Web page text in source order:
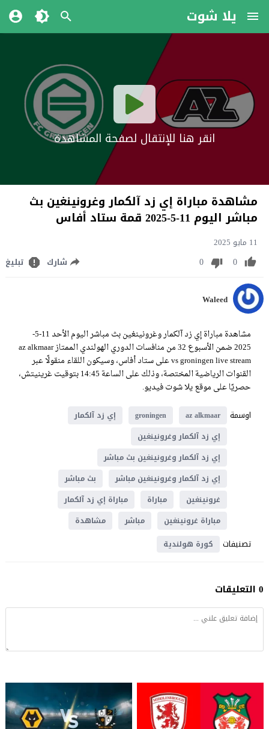
يلا شوت
انقر هنا للإنتقال لصفحة المشاهدة
مشاهدة مباراة إي زد آلكمار وغرونينغين بث
مباشر اليوم 11-5-2025 قمة ستاد أفاس
11 مايو 2025
0
0 شارك تبليغ
Waleed
مشاهدة مباراة إي زد آلكمار وغرونينغين بث مباشر اليوم الأحد 11-5-
2025 ضمن الأسبوع 32 من منافسات الدوري الهولندي الممتاز az alkmaar
vs groningen live stream على ستاد أفاس، وسيكون اللقاء منقولًا عبر
القنوات الرياضية المختصة، وذلك على الساعة 14:45 بتوقيت غرينيتش،
حصريًا على موقع يلا شوت فيديو.
اوسمة
az alkmaar
groningen
إي زد آلكمار
إي زد آلكمار وغرونينغين
إي زد آلكمار وغرونينغين بث مباشر
إي زد آلكمار وغرونينغين مباشر
بث مباشر
غرونينغين
مباراة
مباراة إي زد آلكمار
مباراة غرونينغين
مباشر مشاهدة
تصنيفات كورة هولندية
0 التعليقات